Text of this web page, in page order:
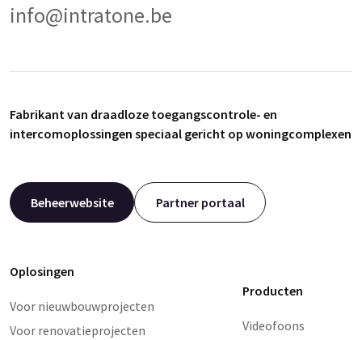
info@intratone.be
Fabrikant van draadloze toegangscontrole- en
intercomoplossingen speciaal gericht op woningcomplexen
Beheerwebsite Partner portaal
Oplosingen
Voor nieuwbouwprojecten
Voor renovatieprojecten
Producten
Videofoons